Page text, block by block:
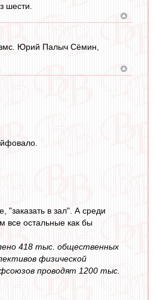
шести.
змс. Юрий Палыч Сёмин,
в зал". А среди
все остальные как бы
418 тыс. общественных
физической
проводят 1200 тыс.